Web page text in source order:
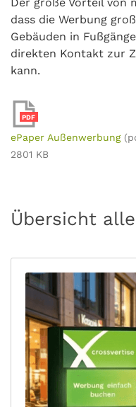
dass die Werbung
Gebäuden in
direkten Kontakt zur
kann.
PDF
ePaper Außenwerbung
2801 KB
Übersicht